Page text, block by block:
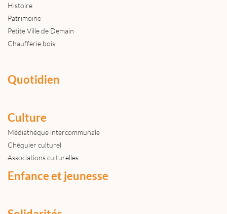
Histoire
Patrimoine
Petite Ville de Demain
Chaufferie bois
Quotidien
Culture
Médiathèque intercommunale
Chéquier culturel
Associations culturelles
Enfance et jeunesse